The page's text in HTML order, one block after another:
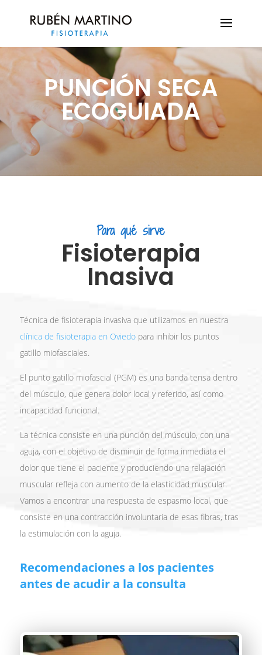
PUNCIÓN SECA
ECOGUIADA
Para qué sirve
Fisioterapia
Inasiva
Técnica de fisioterapia invasiva que utilizamos en nuestra
clínica de fisioterapia en Oviedopara inhibir los puntos
gatillo miofasciales.
El punto gatillo miofascial (PGM) es una banda tensa dentro
del músculo, que genera dolor local y referido, así como
incapacidad funcional.
La técnica consiste en una punción del músculo, con una
aguja, con el objetivo de disminuir de forma inmediata el
dolor que tiene el paciente y produciendo una relajación
muscular refleja con aumento de la elasticidad muscular.
Vamos a encontrar una respuesta de espasmo local, que
consiste en una contracción involuntaria de esas fibras, tras
la estimulación con la aguja.
Recomendaciones a los pacientes
antes de acudir a la consulta